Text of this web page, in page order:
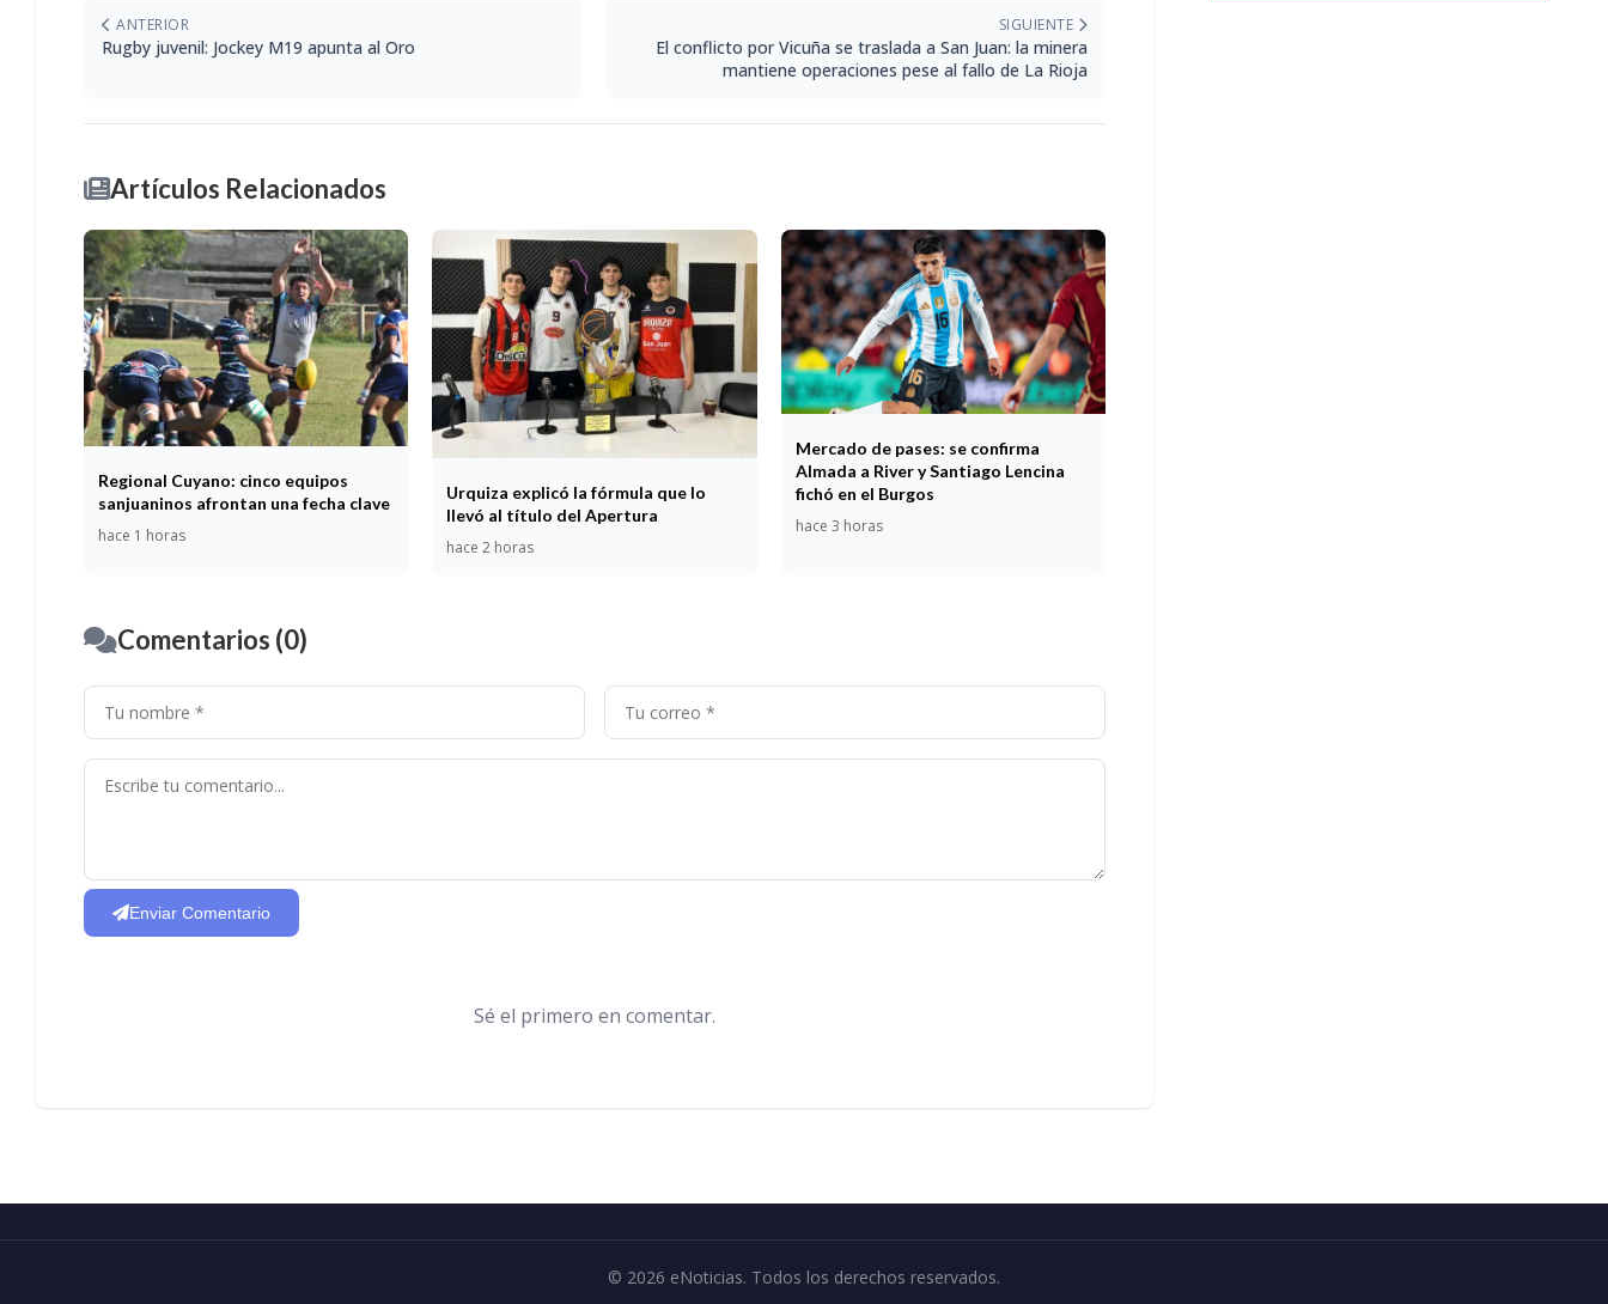
ANTERIOR
Rugby juvenil: Jockey M19 apunta al Oro
SIGUIENTE
El conflicto por Vicuña se traslada a San Juan: la minera
mantiene operaciones pese al fallo de La Rioja
Artículos Relacionados
Regional Cuyano: cinco equipos
sanjuaninos afrontan una fecha clave
hace 1 horas
Urquiza explicó la fórmula que lo
llevó al título del Apertura
hace 2 horas
Mercado de pases: se confirma
Almada a River y Santiago Lencina
fichó en el Burgos
hace 3 horas
Comentarios (0)
Enviar Comentario
Sé el primero en comentar.
© 2026 eNoticias. Todos los derechos reservados.